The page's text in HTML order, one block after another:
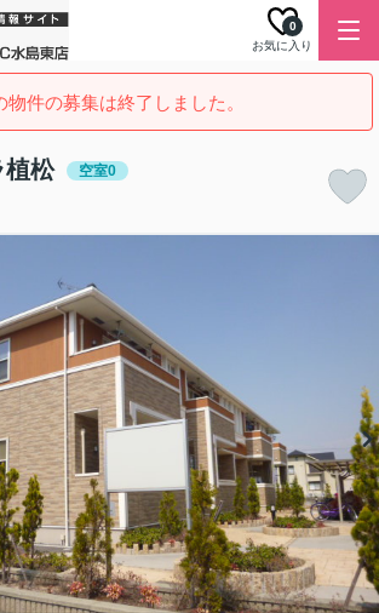
お気に入り
0
物件の募集は終了しました。
植松 空室0